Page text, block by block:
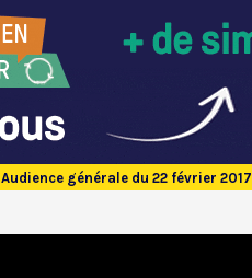
Audience générale du 22 février 2017